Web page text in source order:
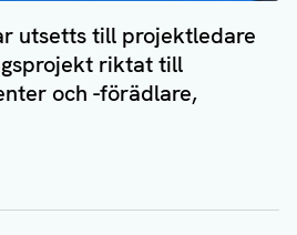
utsetts till projektledare
riktat till
och -förädlare,